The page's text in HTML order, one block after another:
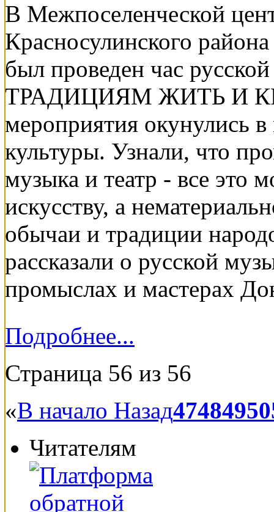
В Межпоселенческой
Красносулинского
был проведен час
ТРАДИЦИЯМ ЖИТЬ И
мероприятия окунулись
культуры. Узнали, что
музыка и театр - все это
искусству, а
обычаи и традиции
рассказали о русской
промыслах и мастерах
Подробнее...
Страница 56 из 56
«В начало Назад47484950
Читателям